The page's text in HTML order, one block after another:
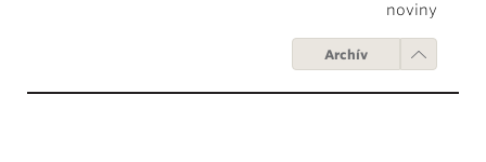
noviny
Archív